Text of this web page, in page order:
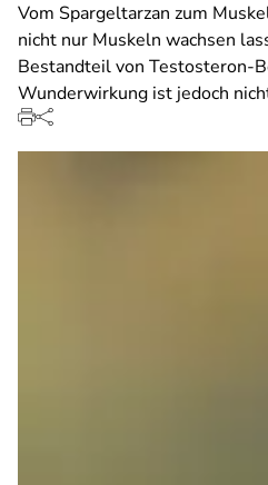
Vom Spargeltarzan zum
nicht nur Muskeln wachsen
Bestandteil von Testosteron-
Wunderwirkung ist jedoch